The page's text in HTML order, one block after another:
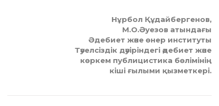
Нұрбол Құдайбергенов,
М.О.Әуезов атындағы
Әдебиет және өнер институты
Тәуелсіздік дәуіріндегі әдебиет және
көркем публицистика бөлімінің
кіші ғылыми қызметкері.